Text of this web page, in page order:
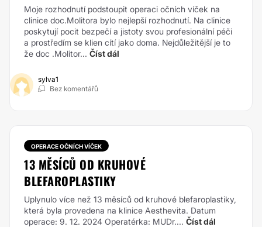
Moje rozhodnutí podstoupit operaci očních víček na
clinice doc.Molitora bylo nejlepší rozhodnutí. Na clinice
poskytují pocit bezpečí a jistoty svou profesionální péči
a prostředím se klien cítí jako doma. Nejdůležitější je to
že doc .Molitor... Číst dál
sylva1
Bez komentářů
OPERACE OČNÍCH VÍČEK
13 MĚSÍCŮ OD KRUHOVÉ
BLEFAROPLASTIKY
Uplynulo více než 13 měsíců od kruhové blefaroplastiky,
která byla provedena na klinice Aesthevita. Datum
operace: 9. 12. 2024 Operatérka: MUDr.... Číst dál